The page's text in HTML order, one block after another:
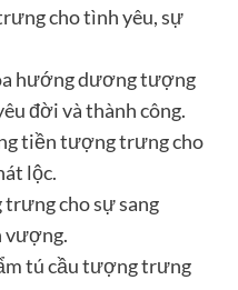
cho tình yêu, sự
hướng dương tượng
đời và thành công.
tiền tượng trưng cho
lộc.
cho sự sang
vượng.
tú cầu tượng trưng